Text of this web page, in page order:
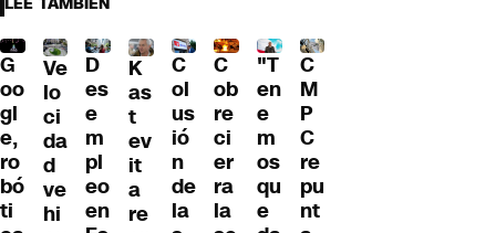
LEE TAMBIÉN
G
oo
gl
e,
ro
bó
ti
Ve
lo
ci
da
d
ve
hi
D
es
e
m
pl
eo
en
K
as
t
ev
it
a
re
C
ol
us
ió
n
de
la
C
ob
re
ci
er
ra
la
"T
en
e
m
os
qu
e
C
M
P
C
re
pu
nt